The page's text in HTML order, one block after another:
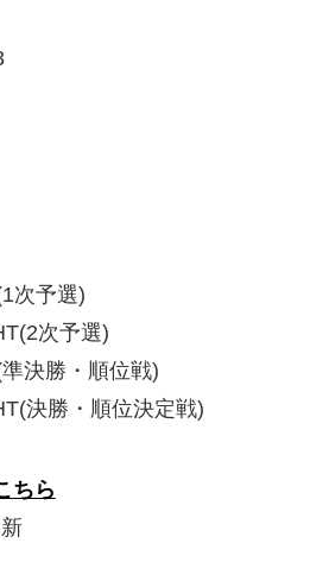
次予選)
次予選)
決勝・順位戦)
決勝・順位決定戦)
ちら